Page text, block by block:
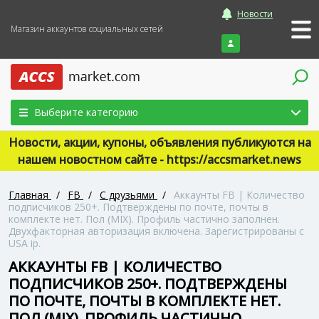
Магазин аккаунтов социальных сетей
Новости
Войти
Выберите категорию
Новости, акции, купоны, объявления публикуются на
нашем новостном сайте - https://accsmarket.news
Главная / FB / С друзьями / Аккаунты FB | Количество
подписчиков 250+. Подтверждены по почте, почты в
комплекте нет. Пол (MIX). Профиль частично заполнен.
Двухфакторная авторизация включена. Зарегистрированы с
USA ip.
АККАУНТЫ FB | КОЛИЧЕСТВО
ПОДПИСЧИКОВ 250+. ПОДТВЕРЖДЕНЫ
ПО ПОЧТЕ, ПОЧТЫ В КОМПЛЕКТЕ НЕТ.